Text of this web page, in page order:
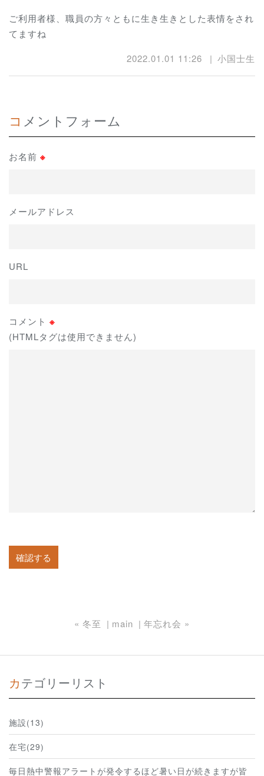
ご利用者様、職員の方々ともに生き生きとした表情をされ
てますね
2022.01.01 11:26
小国士生
コメントフォーム
お名前 ※
メールアドレス
URL
コメント ※
(HTMLタグは使用できません)
« 冬至 main 年忘れ会 »
カテゴリーリスト
施設(13)
在宅(29)
毎日熱中警報アラートが発令するほど暑い日が続きますが皆